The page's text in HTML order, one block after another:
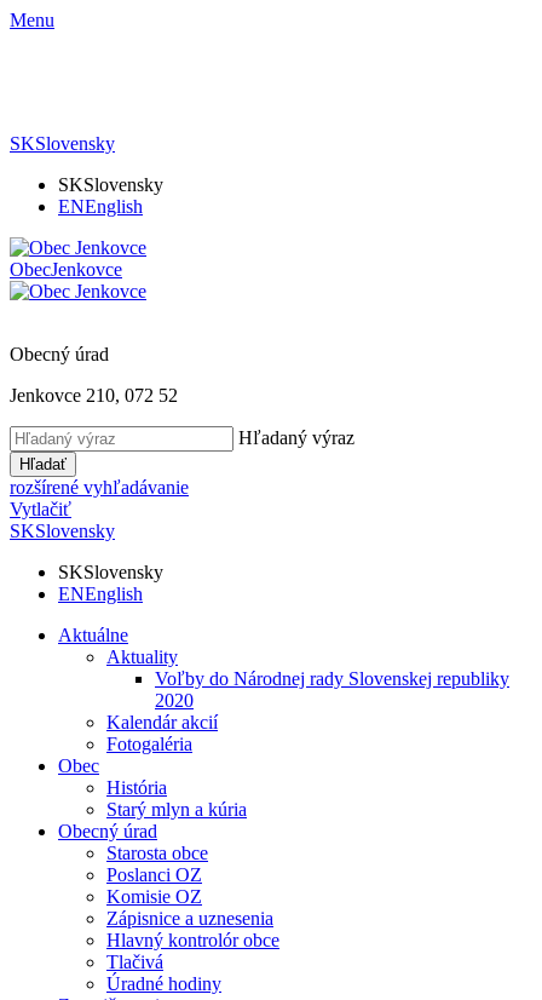
Menu
SKSlovensky
SKSlovensky
ENEnglish
ObecJenkovce
Obecný úrad
Jenkovce 210, 072 52
Hľadaný výraz
Hľadať
rozšírené vyhľadávanie
Vytlačiť
SKSlovensky
SKSlovensky
ENEnglish
Aktuálne
Aktuality
Voľby do Národnej rady Slovenskej republiky
2020
Kalendár akcií
Fotogaléria
Obec
História
Starý mlyn a kúria
Obecný úrad
Starosta obce
Poslanci OZ
Komisie OZ
Zápisnice a uznesenia
Hlavný kontrolór obce
Tlačivá
Úradné hodiny